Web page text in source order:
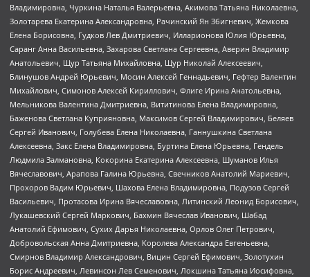
Владимировна, Чуркина Наталья Валерьевна, Акимова Татьяна Николаевна,
Золотарева Екатерина Александровна, Рачинский Ян Збигневич, Жемкова
Елена Борисовна, Гудков Лев Дмитриевич, Илларионова Юлия Юрьевна,
Саранг Анна Васильевна, Захарова Светлана Сергеевна, Аверин Владимир
Анатольевич, Щур Татьяна Михайловна, Щур Николай Алексеевич,
Блинушов Андрей Юрьевич, Мосин Алексей Геннадьевич, Гефтер Валентин
Михайлович, Симонов Алексей Кириллович, Флиге Ирина Анатольевна,
Мельникова Валентина Дмитриевна, Вититинова Елена Владимировна,
Баженова Светлана Куприяновна, Максимов Сергей Владимирович, Беляев
Сергей Иванович, Голубева Елена Николаевна, Ганнушкина Светлана
Алексеевна, Закс Елена Владимировна, Буртина Елена Юрьевна, Гендель
Людмила Залмановна, Кокорина Екатерина Алексеевна, Шуманов Илья
Вячеславович, Арапова Галина Юрьевна, Свечников Анатолий Мариевич,
Прохоров Вадим Юрьевич, Шахова Елена Владимировна, Подузов Сергей
Васильевич, Протасова Ирина Вячеславовна, Литинский Леонид Борисович,
Лукашевский Сергей Маркович, Бахмин Вячеслав Иванович, Шабад
Анатолий Ефимович, Сухих Дарья Николаевна, Орлов Олег Петрович,
Добровольская Анна Дмитриевна, Королева Александра Евгеньевна,
Смирнов Владимир Александрович, Вицин Сергей Ефимович, Золотухин
Борис Андреевич, Левинсон Лев Семенович, Локшина Татьяна Иосифовна,